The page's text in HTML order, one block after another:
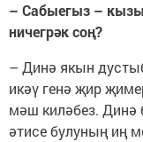
– Сабыегыз –
ничегрәк соң?
– Динә якын
икәү генә җир
мәш киләбез. Динә
әтисе булуның иң